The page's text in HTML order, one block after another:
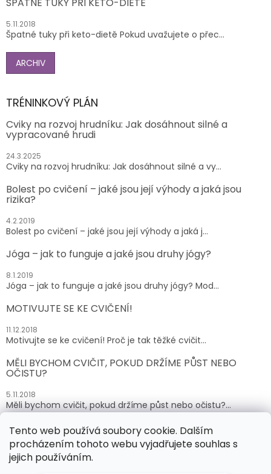
Tento web používá soubory cookie. Dalším
procházením tohoto webu vyjadřujete souhlas s
jejich používáním.
5.11.2018
Špatné tuky při keto-dietě Pokud uvažujete o přec...
ARCHIV
TRÉNINKOVÝ PLÁN
Cviky na rozvoj hrudníku: Jak dosáhnout silné a
vypracované hrudi
24.3.2025
Cviky na rozvoj hrudníku: Jak dosáhnout silné a vy...
Bolest po cvičení – jaké jsou její výhody a jaká jsou
rizika?
4.2.2019
Bolest po cvičení – jaké jsou její výhody a jaká j...
Jóga – jak to funguje a jaké jsou druhy jógy?
8.1.2019
Jóga – jak to funguje a jaké jsou druhy jógy? Mod...
MOTIVUJTE SE KE CVIČENÍ!
11.12.2018
Motivujte se ke cvičení! Proč je tak těžké cvičit...
MĚLI BYCHOM CVIČIT, POKUD DRŽÍME PŮST NEBO
OČISTU?
5.11.2018
Měli bychom cvičit, pokud držíme půst nebo očistu?...
ARCHIV